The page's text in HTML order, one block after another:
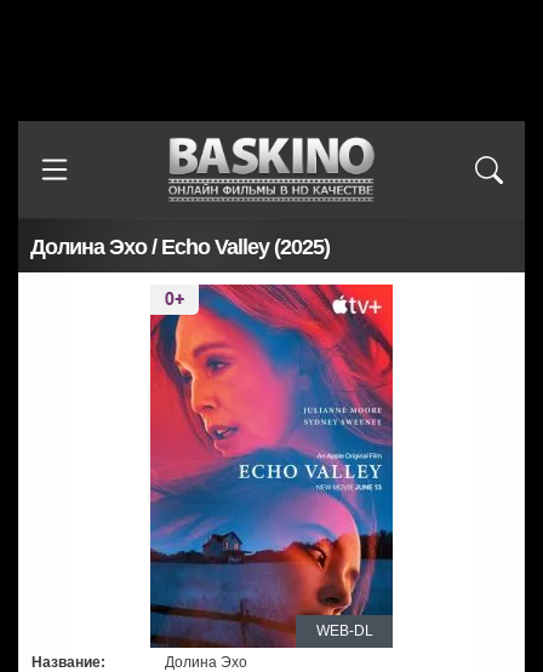
Долина Эхо / Echo Valley (2025)
WEB-DL
Название:
Долина Эхо